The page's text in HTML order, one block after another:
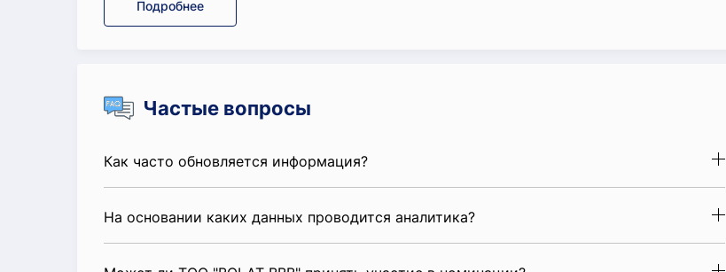
Подробнее
Частые вопросы
Как часто обновляется информация?
На основании каких данных проводится аналитика?